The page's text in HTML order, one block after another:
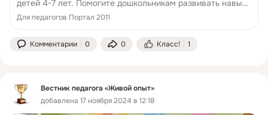
детей 4-7 лет. Помогите дошкольникам развивать навыки
и изучать космос весело и увлекательно!
Для педагогов Портал 2011
Комментарии 0 0 Класс! 1
Вестник педагога «Живой опыт»
добавлена 17 ноября 2024 в 12:18